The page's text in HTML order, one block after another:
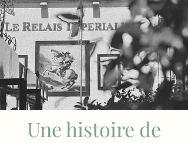
Une histoire de